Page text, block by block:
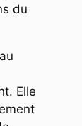
du
Elle